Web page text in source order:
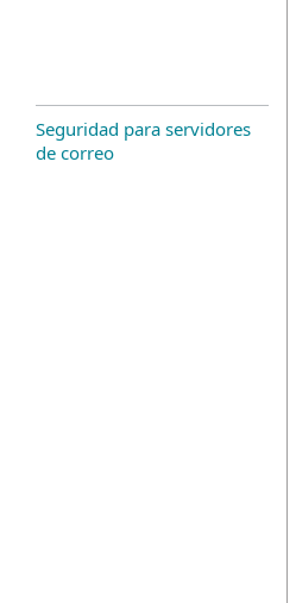
Seguridad para servidores
de correo